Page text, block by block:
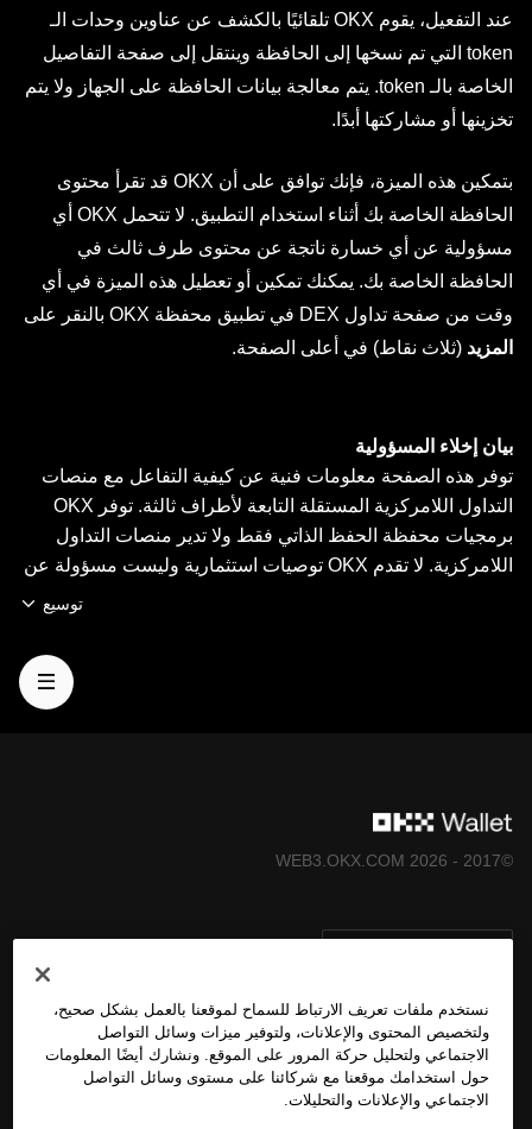
عند التفعيل، يقوم OKX تلقائيًا بالكشف عن عناوين وحدات الـ
token التي تم نسخها إلى الحافظة وينتقل إلى صفحة التفاصيل
الخاصة بالـ token. يتم معالجة بيانات الحافظة على الجهاز ولا يتم
تخزينها أو مشاركتها أبدًا.
بتمكين هذه الميزة، فإنك توافق على أن OKX قد تقرأ محتوى
الحافظة الخاصة بك أثناء استخدام التطبيق. لا تتحمل OKX أي
مسؤولية عن أي خسارة ناتجة عن محتوى طرف ثالث في
الحافظة الخاصة بك. يمكنك تمكين أو تعطيل هذه الميزة في أي
وقت من صفحة تداول DEX في تطبيق محفظة OKX بالنقر على
المزيد (ثلاث نقاط) في أعلى الصفحة.
بيان إخلاء المسؤولية
توفر هذه الصفحة معلومات فنية عن كيفية التفاعل مع منصات
التداول اللامركزية المستقلة التابعة لأطراف ثالثة. توفر OKX
برمجيات محفظة الحفظ الذاتي فقط ولا تدير منصات التداول
اللامركزية. لا تقدم OKX توصيات استثمارية وليست مسؤولة عن
توسيع
©2017 - 2026 WEB3.OKX.COM
المزيد عن OKX Web3
نستخدم ملفات تعريف الارتباط للسماح لموقعنا بالعمل بشكل صحيح،
ولتخصيص المحتوى والإعلانات، ولتوفير ميزات وسائل التواصل
الاجتماعي ولتحليل حركة المرور على الموقع. ونشارك أيضًا المعلومات
حول استخدامك موقعنا مع شركائنا على مستوى وسائل التواصل
الاجتماعي والإعلانات والتحليلات.